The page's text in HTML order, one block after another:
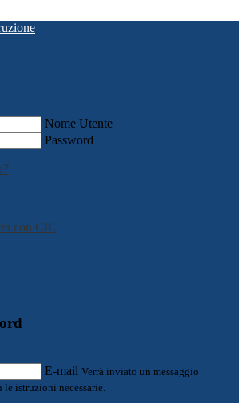
Nome Utente
Password
con CIE
E-mail Verrà inviato un messaggio
istruzioni necessarie.